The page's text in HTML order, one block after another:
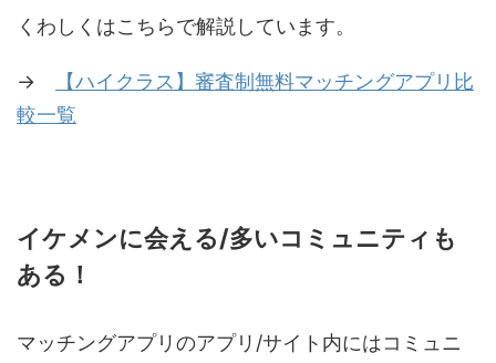
くわしくはこちらで解説しています。
→
【ハイクラス】審査制無料マッチングアプリ比
較一覧
イケメンに会える/多いコミュニティも
ある！
マッチングアプリのアプリ/サイト内にはコミュニ